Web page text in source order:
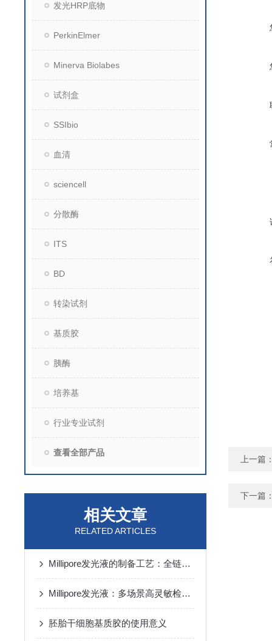
发光HRP底物
PerkinElmer
Minerva Biolabes
试剂盒
SSIbio
血清
sciencell
分散酶
ITS
BD
转染试剂
基质胶
胰酶
培养基
行业专业试剂
查看全部产品
相关文章
RELATED ARTICLES
Millipore发光液的制备工艺：全链路质控保障检测性能稳定
Millipore发光液：多场景高灵敏检测的核心试剂支撑
胚胎干细胞基质胶的使用意义
上一篇
下一篇